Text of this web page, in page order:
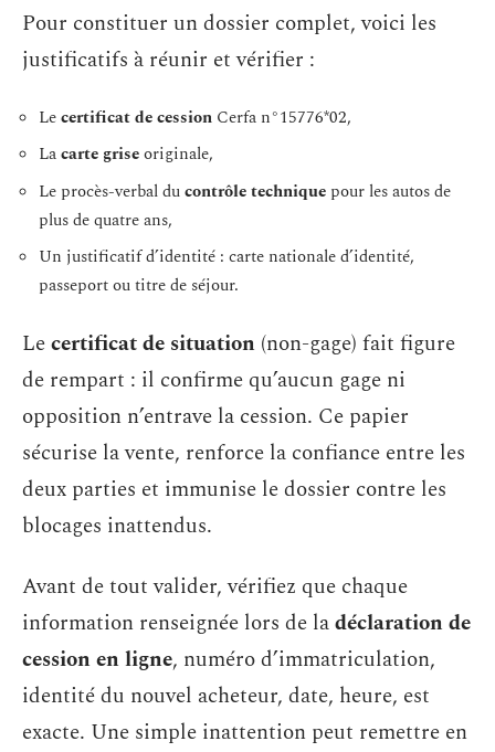
Pour constituer un dossier complet, voici les
justificatifs à réunir et vérifier :
Lecertificat de cession Cerfa n°15776*02,
Lacarte griseoriginale,
Le procès-verbal ducontrôle technique pour les autos de
plus de quatre ans,
Un justificatif d’identité : carte nationale d’identité,
passeport ou titre de séjour.
Lecertificat de situation (non-gage) fait figure
de rempart : il confirme qu’aucun gage ni
opposition n’entrave la cession. Ce papier
sécurise la vente, renforce la confiance entre les
deux parties et immunise le dossier contre les
blocages inattendus.
Avant de tout valider, vérifiez que chaque
information renseignée lors de ladéclaration de
cession en ligne, numéro d’immatriculation,
identité du nouvel acheteur, date, heure, est
exacte. Une simple inattention peut remettre en